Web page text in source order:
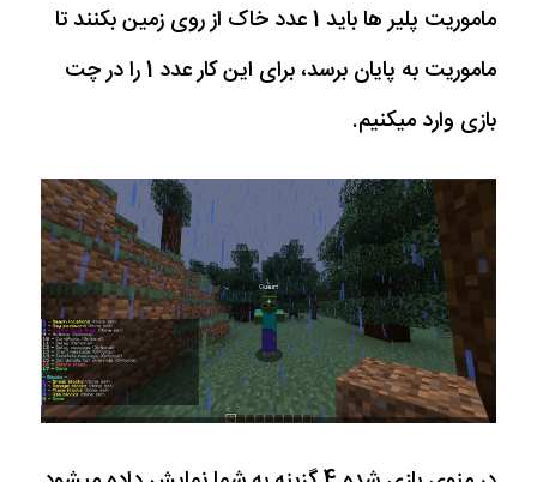
ماموریت پلیر ها باید 1 عدد خاک از روی زمین بکنند تا
ماموریت به پایان برسد، برای این کار عدد 1 را در چت
بازی وارد میکنیم.